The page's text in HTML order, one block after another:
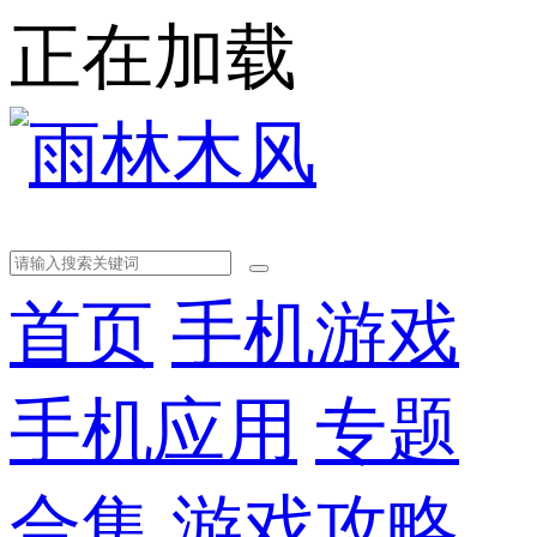
正在加载
首页 手机游戏
手机应用 专题